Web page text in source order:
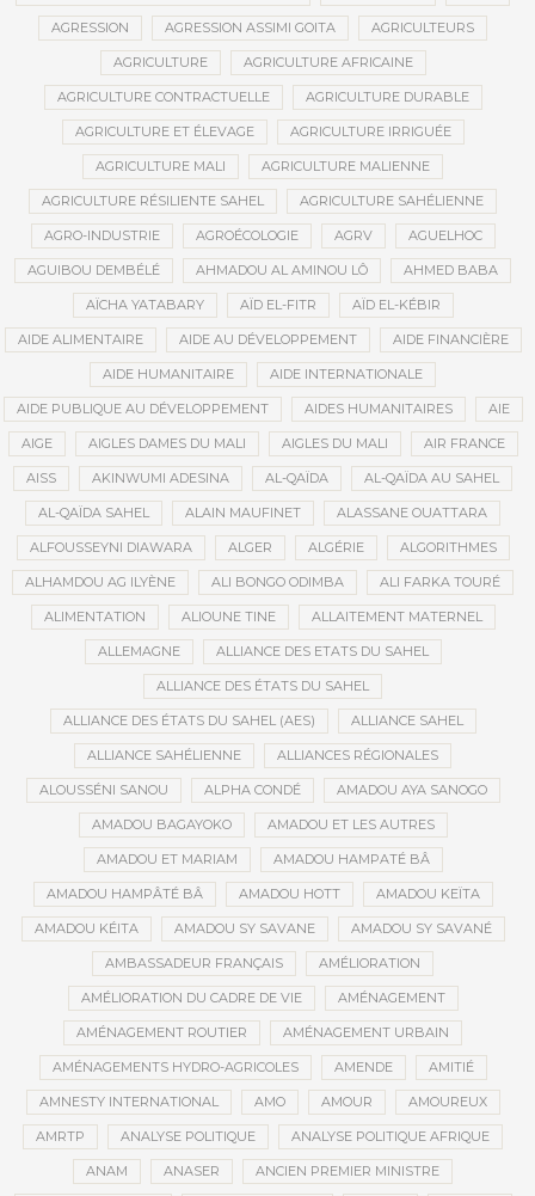
AGRESSION AGRESSION ASSIMI GOITA AGRICULTEURS
AGRICULTURE AGRICULTURE AFRICAINE
AGRICULTURE CONTRACTUELLE AGRICULTURE DURABLE
AGRICULTURE ET ÉLEVAGE AGRICULTURE IRRIGUÉE
AGRICULTURE MALI AGRICULTURE MALIENNE
AGRICULTURE RÉSILIENTE SAHEL AGRICULTURE SAHÉLIENNE
AGRO-INDUSTRIE AGROÉCOLOGIE AGRV AGUELHOC
AGUIBOU DEMBÉLÉ AHMADOU AL AMINOU LÔ AHMED BABA
AÏCHA YATABARY AÏD EL-FITR AÏD EL-KÉBIR
AIDE ALIMENTAIRE AIDE AU DÉVELOPPEMENT AIDE FINANCIÈRE
AIDE HUMANITAIRE AIDE INTERNATIONALE
AIDE PUBLIQUE AU DÉVELOPPEMENT AIDES HUMANITAIRES AIE
AIGE AIGLES DAMES DU MALI AIGLES DU MALI AIR FRANCE
AISS AKINWUMI ADESINA AL-QAÏDA AL-QAÏDA AU SAHEL
AL-QAÏDA SAHEL ALAIN MAUFINET ALASSANE OUATTARA
ALFOUSSEYNI DIAWARA ALGER ALGÉRIE ALGORITHMES
ALHAMDOU AG ILYÈNE ALI BONGO ODIMBA ALI FARKA TOURÉ
ALIMENTATION ALIOUNE TINE ALLAITEMENT MATERNEL
ALLEMAGNE ALLIANCE DES ETATS DU SAHEL
ALLIANCE DES ÉTATS DU SAHEL
ALLIANCE DES ÉTATS DU SAHEL (AES) ALLIANCE SAHEL
ALLIANCE SAHÉLIENNE ALLIANCES RÉGIONALES
ALOUSSÉNI SANOU ALPHA CONDÉ AMADOU AYA SANOGO
AMADOU BAGAYOKO AMADOU ET LES AUTRES
AMADOU ET MARIAM AMADOU HAMPATÉ BÂ
AMADOU HAMPÂTÉ BÂ AMADOU HOTT AMADOU KEÏTA
AMADOU KÉITA AMADOU SY SAVANE AMADOU SY SAVANÉ
AMBASSADEUR FRANÇAIS AMÉLIORATION
AMÉLIORATION DU CADRE DE VIE AMÉNAGEMENT
AMÉNAGEMENT ROUTIER AMÉNAGEMENT URBAIN
AMÉNAGEMENTS HYDRO-AGRICOLES AMENDE AMITIÉ
AMNESTY INTERNATIONAL AMO AMOUR AMOUREUX
AMRTP ANALYSE POLITIQUE ANALYSE POLITIQUE AFRIQUE
ANAM ANASER ANCIEN PREMIER MINISTRE